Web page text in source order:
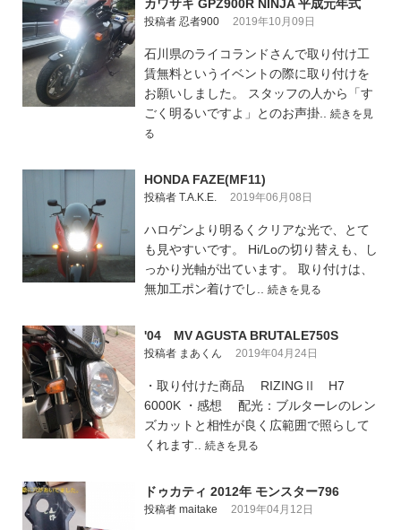
カワサキ GPZ900R NINJA 平成元年式
投稿者 忍者900 2019年10月09日
石川県のライコランドさんで取り付け工
賃無料というイベントの際に取り付けを
お願いしました。 スタッフの人から「す
ごく明るいですよ」とのお声掛.. 続きを見
る
HONDA FAZE(MF11)
投稿者 T.A.K.E. 2019年06月08日
ハロゲンより明るくクリアな光で、とて
も見やすいです。 Hi/Loの切り替えも、し
っかり光軸が出ています。 取り付けは、
無加工ポン着けでし.. 続きを見る
'04 MV AGUSTA BRUTALE750S
投稿者 まあくん 2019年04月24日
・取り付けた商品 RIZINGⅡ H7
6000K ・感想 配光：ブルターレのレン
ズカットと相性が良く広範囲で照らして
くれます.. 続きを見る
ドゥカティ 2012年 モンスター796
投稿者 maitake 2019年04月12日